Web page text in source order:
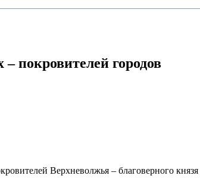
– покровителей городов
Верхневолжья – благоверного князя